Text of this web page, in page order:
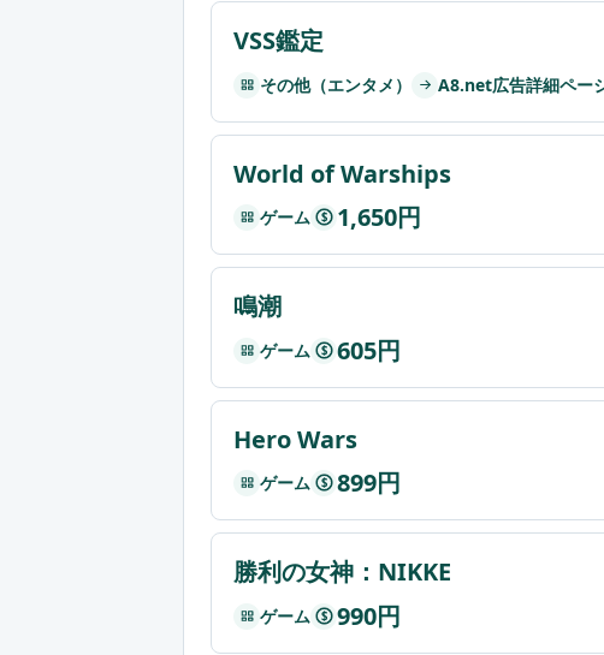
VSS鑑定
その他（エンタメ） A8.net広告詳細ペー
World of Warships
ゲーム $ 1,650円
鳴潮
ゲーム $ 605円
Hero Wars
ゲーム $ 899円
勝利の女神：NIKKE
ゲーム $ 990円